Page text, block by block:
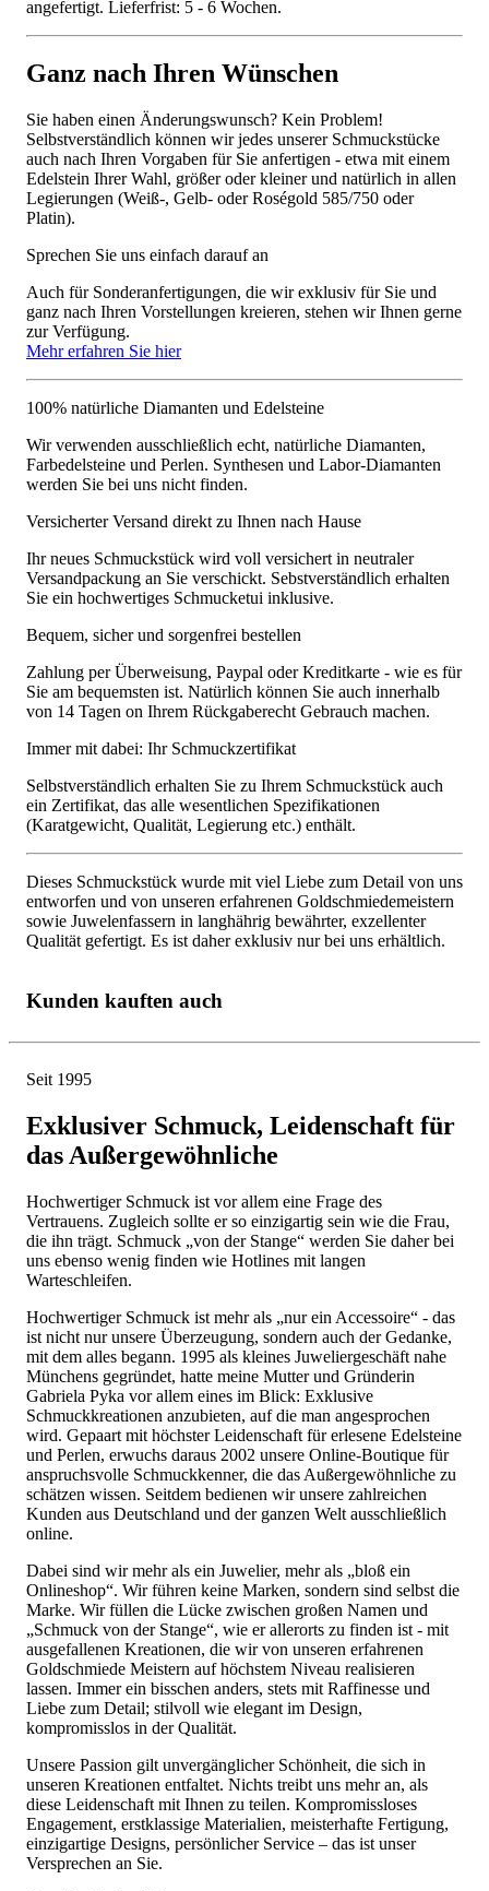
angefertigt. Lieferfrist: 5 - 6 Wochen.
Ganz nach Ihren Wünschen
Sie haben einen Änderungswunsch? Kein Problem!
Selbstverständlich können wir jedes unserer Schmuckstücke
auch nach Ihren Vorgaben für Sie anfertigen - etwa mit einem
Edelstein Ihrer Wahl, größer oder kleiner und natürlich in allen
Legierungen (Weiß-, Gelb- oder Roségold 585/750 oder
Platin).
Sprechen Sie uns einfach darauf an
Auch für Sonderanfertigungen, die wir exklusiv für Sie und
ganz nach Ihren Vorstellungen kreieren, stehen wir Ihnen gerne
zur Verfügung.
Mehr erfahren Sie hier
100% natürliche Diamanten und Edelsteine
Wir verwenden ausschließlich echt, natürliche Diamanten,
Farbedelsteine und Perlen. Synthesen und Labor-Diamanten
werden Sie bei uns nicht finden.
Versicherter Versand direkt zu Ihnen nach Hause
Ihr neues Schmuckstück wird voll versichert in neutraler
Versandpackung an Sie verschickt. Sebstverständlich erhalten
Sie ein hochwertiges Schmucketui inklusive.
Bequem, sicher und sorgenfrei bestellen
Zahlung per Überweisung, Paypal oder Kreditkarte - wie es für
Sie am bequemsten ist. Natürlich können Sie auch innerhalb
von 14 Tagen on Ihrem Rückgaberecht Gebrauch machen.
Immer mit dabei: Ihr Schmuckzertifikat
Selbstverständlich erhalten Sie zu Ihrem Schmuckstück auch
ein Zertifikat, das alle wesentlichen Spezifikationen
(Karatgewicht, Qualität, Legierung etc.) enthält.
Dieses Schmuckstück wurde mit viel Liebe zum Detail von uns
entworfen und von unseren erfahrenen Goldschmiedemeistern
sowie Juwelenfassern in langhährig bewährter, exzellenter
Qualität gefertigt. Es ist daher exklusiv nur bei uns erhältlich.
Kunden kauften auch
Seit 1995
Exklusiver Schmuck, Leidenschaft für
das Außergewöhnliche
Hochwertiger Schmuck ist vor allem eine Frage des
Vertrauens. Zugleich sollte er so einzigartig sein wie die Frau,
die ihn trägt. Schmuck „von der Stange“ werden Sie daher bei
uns ebenso wenig finden wie Hotlines mit langen
Warteschleifen.
Hochwertiger Schmuck ist mehr als „nur ein Accessoire“ - das
ist nicht nur unsere Überzeugung, sondern auch der Gedanke,
mit dem alles begann. 1995 als kleines Juweliergeschäft nahe
Münchens gegründet, hatte meine Mutter und Gründerin
Gabriela Pyka vor allem eines im Blick: Exklusive
Schmuckkreationen anzubieten, auf die man angesprochen
wird. Gepaart mit höchster Leidenschaft für erlesene Edelsteine
und Perlen, erwuchs daraus 2002 unsere Online-Boutique für
anspruchsvolle Schmuckkenner, die das Außergewöhnliche zu
schätzen wissen. Seitdem bedienen wir unsere zahlreichen
Kunden aus Deutschland und der ganzen Welt ausschließlich
online.
Dabei sind wir mehr als ein Juwelier, mehr als „bloß ein
Onlineshop“. Wir führen keine Marken, sondern sind selbst die
Marke. Wir füllen die Lücke zwischen großen Namen und
„Schmuck von der Stange“, wie er allerorts zu finden ist - mit
ausgefallenen Kreationen, die wir von unseren erfahrenen
Goldschmiede Meistern auf höchstem Niveau realisieren
lassen. Immer ein bisschen anders, stets mit Raffinesse und
Liebe zum Detail; stilvoll wie elegant im Design,
kompromisslos in der Qualität.
Unsere Passion gilt unvergänglicher Schönheit, die sich in
unseren Kreationen entfaltet. Nichts treibt uns mehr an, als
diese Leidenschaft mit Ihnen zu teilen. Kompromissloses
Engagement, erstklassige Materialien, meisterhafte Fertigung,
einzigartige Designs, persönlicher Service – das ist unser
Versprechen an Sie.